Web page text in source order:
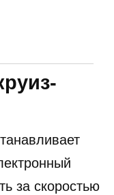
за скоростью